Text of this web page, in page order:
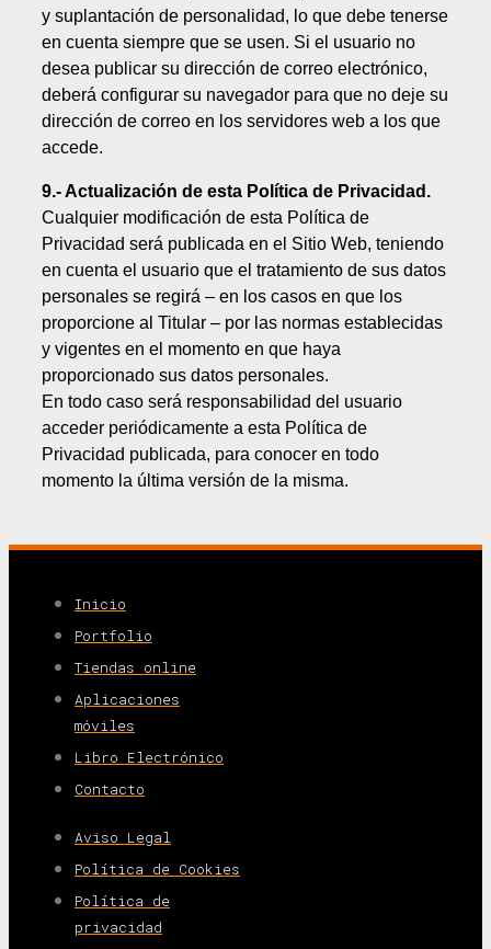
y suplantación de personalidad, lo que debe tenerse
en cuenta siempre que se usen. Si el usuario no
desea publicar su dirección de correo electrónico,
deberá configurar su navegador para que no deje su
dirección de correo en los servidores web a los que
accede.
9.- Actualización de esta Política de Privacidad.
Cualquier modificación de esta Política de
Privacidad será publicada en el Sitio Web, teniendo
en cuenta el usuario que el tratamiento de sus datos
personales se regirá – en los casos en que los
proporcione al Titular – por las normas establecidas
y vigentes en el momento en que haya
proporcionado sus datos personales.
En todo caso será responsabilidad del usuario
acceder periódicamente a esta Política de
Privacidad publicada, para conocer en todo
momento la última versión de la misma.
Inicio
Portfolio
Tiendas online
Aplicaciones
móviles
Libro Electrónico
Contacto
Aviso Legal
Política de Cookies
Política de
privacidad